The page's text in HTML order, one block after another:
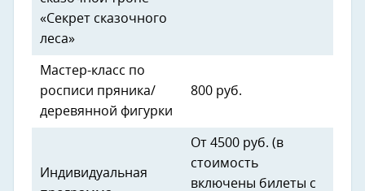
«Секрет сказочного
леса»
Мастер-класс по
росписи пряника/
деревянной фигурки
800 руб.
Индивидуальная
От 4500 руб. (в
стоимость
включены билеты с